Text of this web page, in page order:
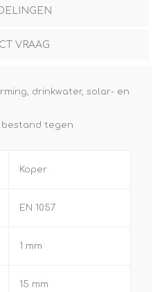
VRAAG
drinkwater, solar- en
bestand tegen
Koper
EN 1057
1 mm
15 mm